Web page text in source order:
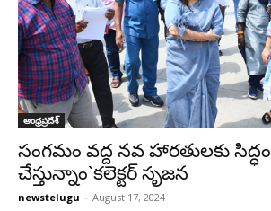
ఆంధ్రప్రదేశ్‌
సంగమం వద్ద నవ హారతులకు సిద్ధం
చేస్తున్నాం`కలెక్టర్‌ సృజన
newstelugu - August 17, 2024